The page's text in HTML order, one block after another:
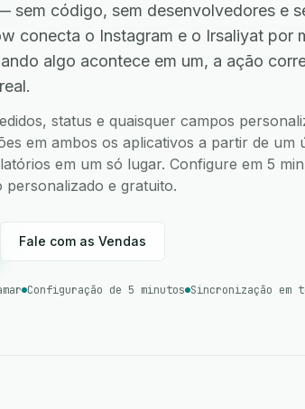
sem código, sem desenvolvedores e
conecta o Instagram e o Irsaliyat por
algo acontece em um, a ação
status e quaisquer campos
em ambos os aplicativos a partir de um
em um só lugar. Configure em 5
e gratuito.
Fale com as Vendas
Configuração de 5 minutos Sincronização em